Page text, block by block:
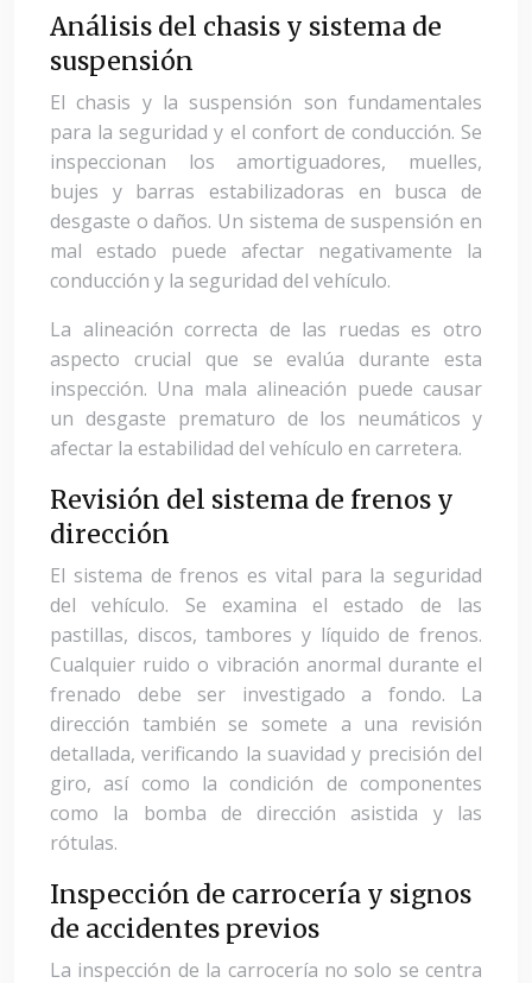
Análisis del chasis y sistema de
suspensión
El chasis y la suspensión son fundamentales
para la seguridad y el confort de conducción. Se
inspeccionan los amortiguadores, muelles,
bujes y barras estabilizadoras en busca de
desgaste o daños. Un sistema de suspensión en
mal estado puede afectar negativamente la
conducción y la seguridad del vehículo.
La alineación correcta de las ruedas es otro
aspecto crucial que se evalúa durante esta
inspección. Una mala alineación puede causar
un desgaste prematuro de los neumáticos y
afectar la estabilidad del vehículo en carretera.
Revisión del sistema de frenos y
dirección
El sistema de frenos es vital para la seguridad
del vehículo. Se examina el estado de las
pastillas, discos, tambores y líquido de frenos.
Cualquier ruido o vibración anormal durante el
frenado debe ser investigado a fondo. La
dirección también se somete a una revisión
detallada, verificando la suavidad y precisión del
giro, así como la condición de componentes
como la bomba de dirección asistida y las
rótulas.
Inspección de carrocería y signos
de accidentes previos
La inspección de la carrocería no solo se centra